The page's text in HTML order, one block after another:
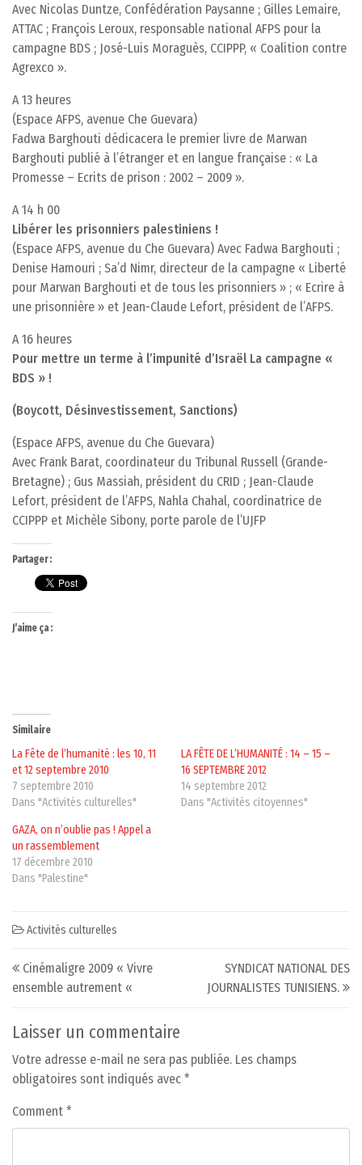
Avec Nicolas Duntze, Confédération Paysanne ; Gilles Lemaire,
ATTAC ; François Leroux, responsable national AFPS pour la
campagne BDS ; José-Luis Moraguès, CCIPPP, « Coalition contre
Agrexco ».
A 13 heures
(Espace AFPS, avenue Che Guevara)
Fadwa Barghouti dédicacera le premier livre de Marwan
Barghouti publié à l’étranger et en langue française : « La
Promesse – Ecrits de prison : 2002 – 2009 ».
A 14 h 00
Libérer les prisonniers palestiniens !
(Espace AFPS, avenue du Che Guevara) Avec Fadwa Barghouti ;
Denise Hamouri ; Sa’d Nimr, directeur de la campagne « Liberté
pour Marwan Barghouti et de tous les prisonniers » ; « Ecrire à
une prisonnière » et Jean-Claude Lefort, président de l’AFPS.
A 16 heures
Pour mettre un terme à l’impunité d’Israël La campagne «
BDS » !
(Boycott, Désinvestissement, Sanctions)
(Espace AFPS, avenue du Che Guevara)
Avec Frank Barat, coordinateur du Tribunal Russell (Grande-
Bretagne) ; Gus Massiah, président du CRID ; Jean-Claude
Lefort, président de l’AFPS, Nahla Chahal, coordinatrice de
CCIPPP et Michèle Sibony, porte parole de l’UJFP
Partager :
J’aime ça :
Similaire
La Fête de l’humanité : les 10, 11
et 12 septembre 2010
7 septembre 2010
Dans "Activités culturelles"
LA FÊTE DE L’HUMANITÉ : 14 – 15 –
16 SEPTEMBRE 2012
14 septembre 2012
Dans "Activités citoyennes"
GAZA, on n’oublie pas ! Appel a
un rassemblement
17 décembre 2010
Dans "Palestine"
Activités culturelles
Post navigation
Cinémaligre 2009 « Vivre
ensemble autrement «
SYNDICAT NATIONAL DES
JOURNALISTES TUNISIENS.
Laisser un commentaire
Votre adresse e-mail ne sera pas publiée. Les champs
obligatoires sont indiqués avec *
Comment *